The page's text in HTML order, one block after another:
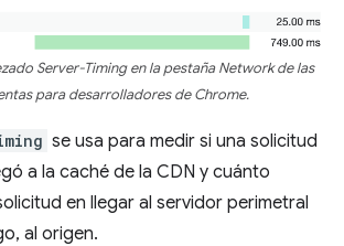
Server-Timing en la pestaña Network de las
para desarrolladores de Chrome.
se usa para medir si una solicitud
a la caché de la CDN y cuánto
en llegar al servidor perimetral
al origen.